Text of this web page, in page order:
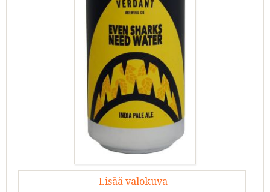
Lisää valokuva